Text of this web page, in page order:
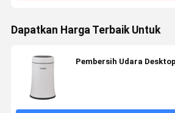
Dapatkan Harga Terbaik Untuk
Pembersih Udara